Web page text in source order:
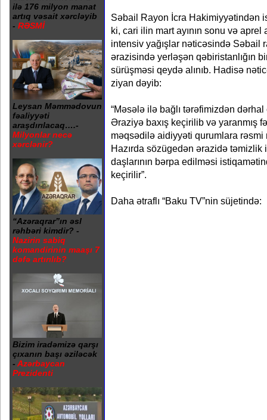
ilə 176 milyon manat
artıq vəsait xərcləyib
- RƏSMİ
Leysan Məmmədovun
fəaliyyəti
araşdırılacaq….-
Milyonlar necə
xərclənir?
“Azəraqrar”ın əsl
rəhbəri kimdir? -
Nazirin sabiq
komandirinin maaşı 7
dəfə artırılıb?
Bizim iradəmizə qarşı
çıxanın başı əziləcək
- Azərbaycan
Prezidenti
Səbail Rayon İcra Hakimiyyətindən
ki, cari ilin mart ayının sonu və aprel
intensiv yağışlar nəticəsində Səbail
ərazisində yerləşən qəbiristanlığın
sürüşməsi qeydə alınıb. Hadisə
ziyan dəyib:
“Məsələ ilə bağlı tərəfimizdən
Əraziyə baxış keçirilib və yaranmış
məqsədilə aidiyyəti qurumlara rəsmi
Hazırda sözügedən ərazidə təmizlik
daşlarının bərpa edilməsi
keçirilir”.
Daha ətraflı “Baku TV”nin süjetində: